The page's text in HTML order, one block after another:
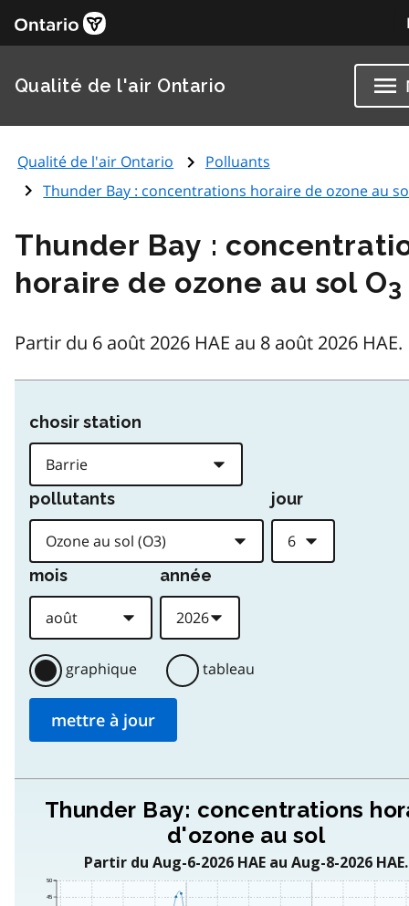
Qualité de l'air Ontario
Qualité de l'air Ontario
Polluants
Thunder Bay : concentrations horaire de ozone au
Thunder Bay :
horaire de ozone au sol O3
Partir du 6 août 2026 HAE au 8 août 2026 HAE.